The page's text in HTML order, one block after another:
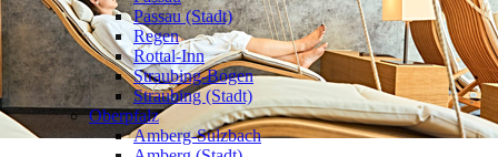
Passau (Stadt)
Regen
Rottal-Inn
Straubing-Bogen
Straubing (Stadt)
Oberpfalz
Amberg-Sulzbach